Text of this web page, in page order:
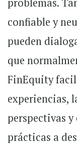
problemas.
confiable y
pueden
que
FinEquity
experiencias,
perspectivas
prácticas a